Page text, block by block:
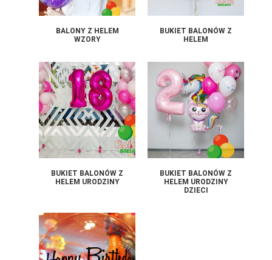
BALONY Z HELEM
WZORY
BUKIET BALONÓW Z
HELEM
BUKIET BALONÓW Z
HELEM URODZINY
BUKIET BALONÓW Z
HELEM URODZINY
DZIECI